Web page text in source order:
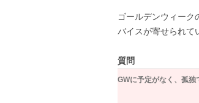
ゴールデンウィーク
バイスが寄せられて
質問
GWに予定がなく、孤独